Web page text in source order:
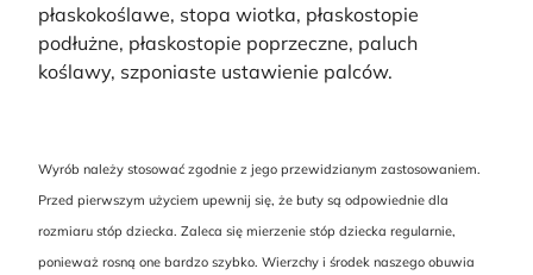
płaskokoślawe, stopa wiotka, płaskostopie
podłużne, płaskostopie poprzeczne, paluch
koślawy, szponiaste ustawienie palców.
Wyrób należy stosować zgodnie z jego przewidzianym zastosowaniem.
Przed pierwszym użyciem upewnij się, że buty są odpowiednie dla
rozmiaru stóp dziecka. Zaleca się mierzenie stóp dziecka regularnie,
ponieważ rosną one bardzo szybko. Wierzchy i środek naszego obuwia